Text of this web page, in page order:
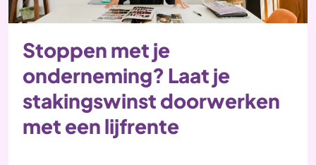
Stoppen met je
onderneming? Laat je
stakingswinst doorwerken
met een lijfrente